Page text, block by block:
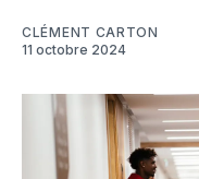
CLÉMENT CARTON
11 octobre 2024